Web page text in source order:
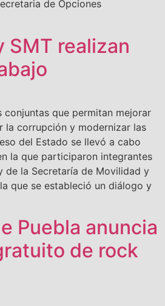
de Opciones
SMT realizan
conjuntas que permitan mejorar
la corrupción y modernizar las
del Estado se llevó a cabo
la que participaron integrantes
de la Secretaría de Movilidad y
que se estableció un diálogo y
Puebla anuncia
de rock